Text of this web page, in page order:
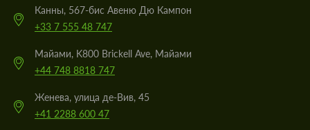
Канны, 567-бис Авеню Дю Кампон
+33 7 555 48 747
Майами, K800 Brickell Ave, Майами
+44 748 8818 747
Женева, улица де-Вив, 45
+41 2288 600 47